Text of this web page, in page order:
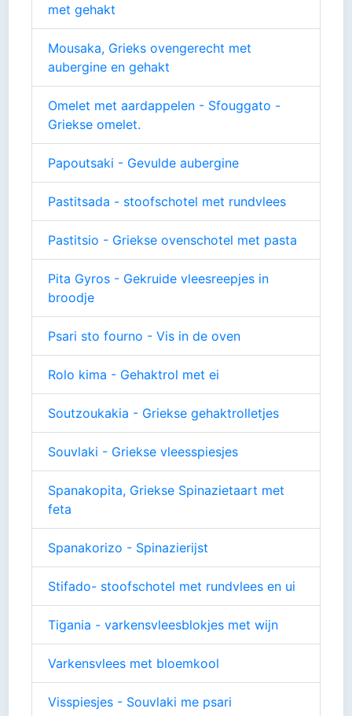
met gehakt
Mousaka, Grieks ovengerecht met
aubergine en gehakt
Omelet met aardappelen - Sfouggato -
Griekse omelet.
Papoutsaki - Gevulde aubergine
Pastitsada - stoofschotel met rundvlees
Pastitsio - Griekse ovenschotel met pasta
Pita Gyros - Gekruide vleesreepjes in
broodje
Psari sto fourno - Vis in de oven
Rolo kima - Gehaktrol met ei
Soutzoukakia - Griekse gehaktrolletjes
Souvlaki - Griekse vleesspiesjes
Spanakopita, Griekse Spinazietaart met
feta
Spanakorizo - Spinazierijst
Stifado- stoofschotel met rundvlees en ui
Tigania - varkensvleesblokjes met wijn
Varkensvlees met bloemkool
Visspiesjes - Souvlaki me psari